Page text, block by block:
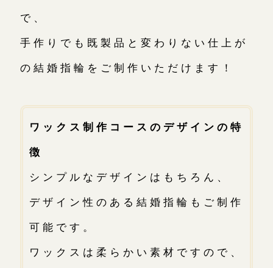
で、
手作りでも既製品と変わりない仕上が
の結婚指輪をご制作いただけます！
ワックス制作コースのデザインの特
徴
シンプルなデザインはもちろん、
デザイン性のある結婚指輪もご制作
可能です。
ワックスは柔らかい素材ですので、